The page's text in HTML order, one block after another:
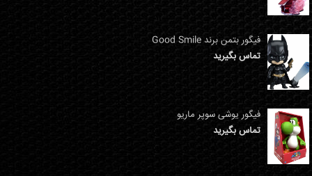
فیگور بتمن برند Good Smile
تماس بگیرید
فیگور یوشی سوپر ماریو
تماس بگیرید